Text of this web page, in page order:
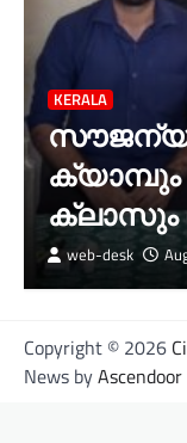
KERALA
ക്ലാസും
web-desk
Copyright © 2026
News byAscendoor